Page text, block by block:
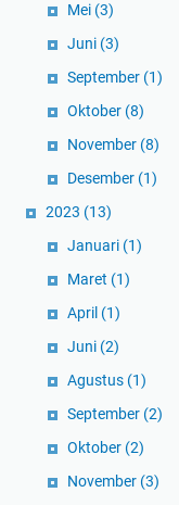
Mei (3)
Juni (3)
September (1)
Oktober (8)
November (8)
Desember (1)
2023 (13)
Januari (1)
Maret (1)
April (1)
Juni (2)
Agustus (1)
September (2)
Oktober (2)
November (3)